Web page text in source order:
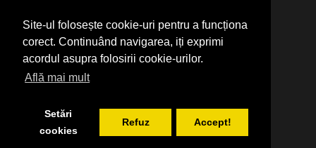
Site-ul folosește cookie-uri pentru a funcționa
corect. Continuând navigarea, iți exprimi
acordul asupra folosirii cookie-urilor.
Află mai mult
Setări
cookies
Refuz Accept!